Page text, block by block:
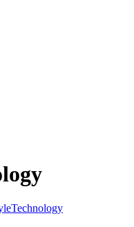
Technology